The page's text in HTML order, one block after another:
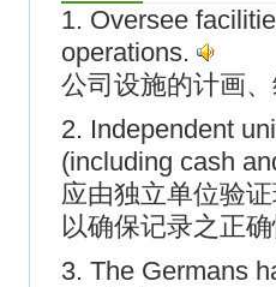
1. Oversee
operations.
公司设施的计画、
2. Independent
(including cash
应由独立单位验
以确保记录之正确
3. The Germans